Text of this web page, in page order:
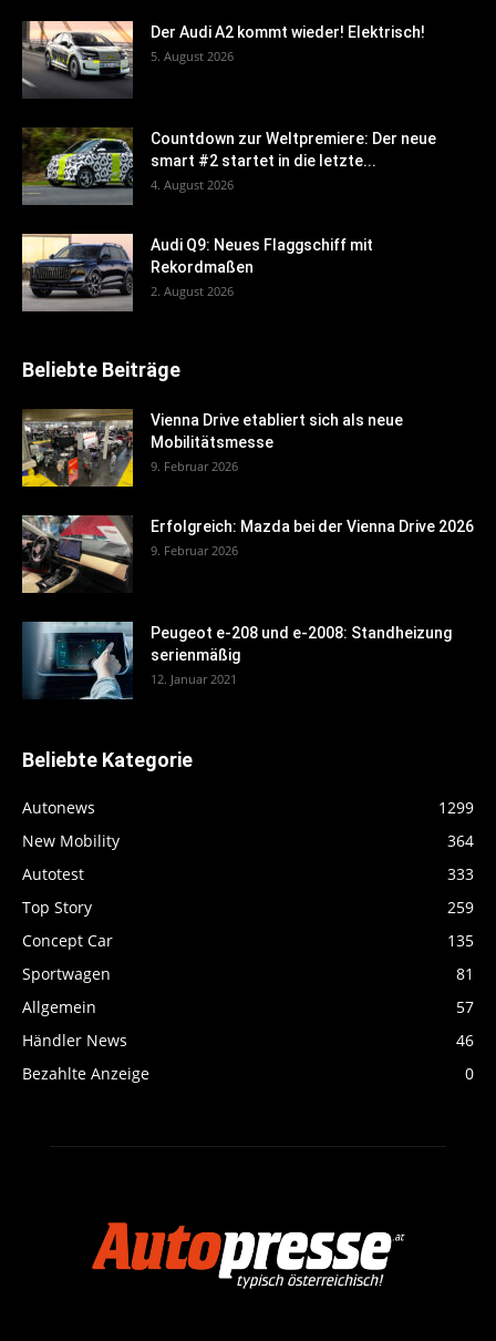
Der Audi A2 kommt wieder! Elektrisch!
5. August 2026
Countdown zur Weltpremiere: Der neue
smart #2 startet in die letzte...
4. August 2026
Audi Q9: Neues Flaggschiff mit
Rekordmaßen
2. August 2026
Beliebte Beiträge
Vienna Drive etabliert sich als neue
Mobilitätsmesse
9. Februar 2026
Erfolgreich: Mazda bei der Vienna Drive 2026
9. Februar 2026
Peugeot e-208 und e-2008: Standheizung
serienmäßig
12. Januar 2021
Beliebte Kategorie
Autonews
1299
New Mobility
364
Autotest
333
Top Story
259
Concept Car
135
Sportwagen
81
Allgemein
57
Händler News
46
Bezahlte Anzeige
0